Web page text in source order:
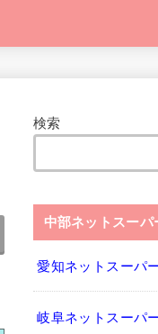
検索
中部ネットスーパ
愛知ネットスーパ
岐阜ネットスーパ